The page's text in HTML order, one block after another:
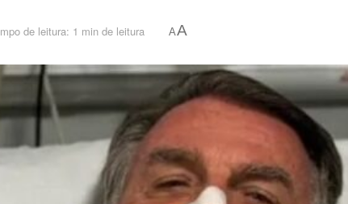
de leitura: 1 min de leitura AA